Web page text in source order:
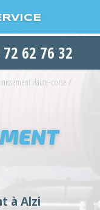
72 62 76 32
Haute-corse /
à Alzi